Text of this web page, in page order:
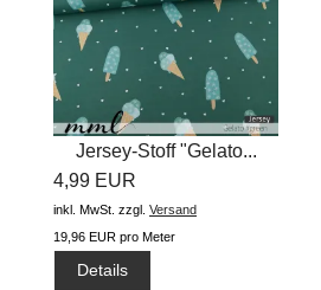
Jersey-Stoff "Gelato...
4,99 EUR
inkl. MwSt. zzgl. Versand
19,96 EUR pro Meter
Details